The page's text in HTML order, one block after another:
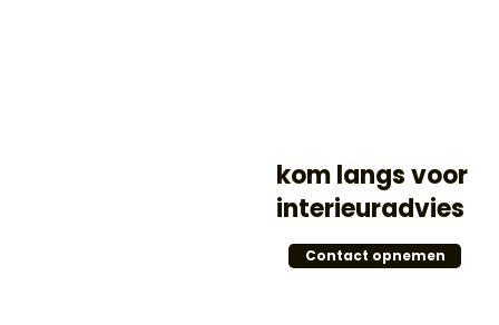
kom langs voor
interieuradvies
Contact opnemen